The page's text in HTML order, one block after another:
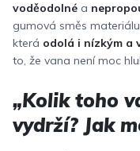
voděodolné a
gumová směs
která odolá i nízkým a
to, že vana není moc
„Kolik toho
vydrží? Jak